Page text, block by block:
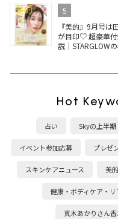
5
『美的』9月号は
が目印♡ 超豪華
説｜STARGLOW
Hot
占い Skyの上半
イベント参加応募 プレゼ
スキンケアニュース 美
健康・ボディケア・
真木あかりさん